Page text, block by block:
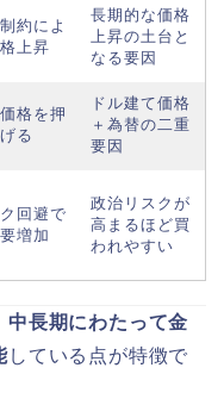
約によ
上昇
長期的な価格
上昇の土台と
なる要因
格を押
る
ドル建て価格
＋為替の二重
要因
回避で
増加
政治リスクが
高まるほど買
われやすい
中長期にわたって金
している点が特徴で